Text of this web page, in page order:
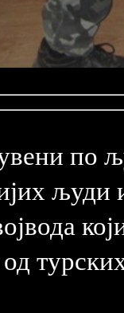
по
људи